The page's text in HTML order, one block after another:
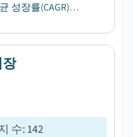
성장률(CAGR)
장
수:142